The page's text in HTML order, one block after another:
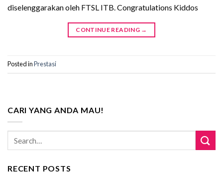
diselenggarakan oleh FTSL ITB. Congratulations Kiddos
CONTINUE READING →
Posted inPrestasi
CARI YANG ANDA MAU!
RECENT POSTS